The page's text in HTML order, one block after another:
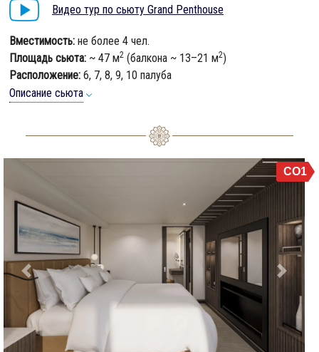
Видео тур по сьюту Grand Penthouse
Вместимость: не более 4 чел.
Площадь сьюта: ~ 47 м2 (балкона ~ 13–21 м2)
Расположение: 6, 7, 8, 9, 10 палуба
Описание сьюта
Previous Next
CO1